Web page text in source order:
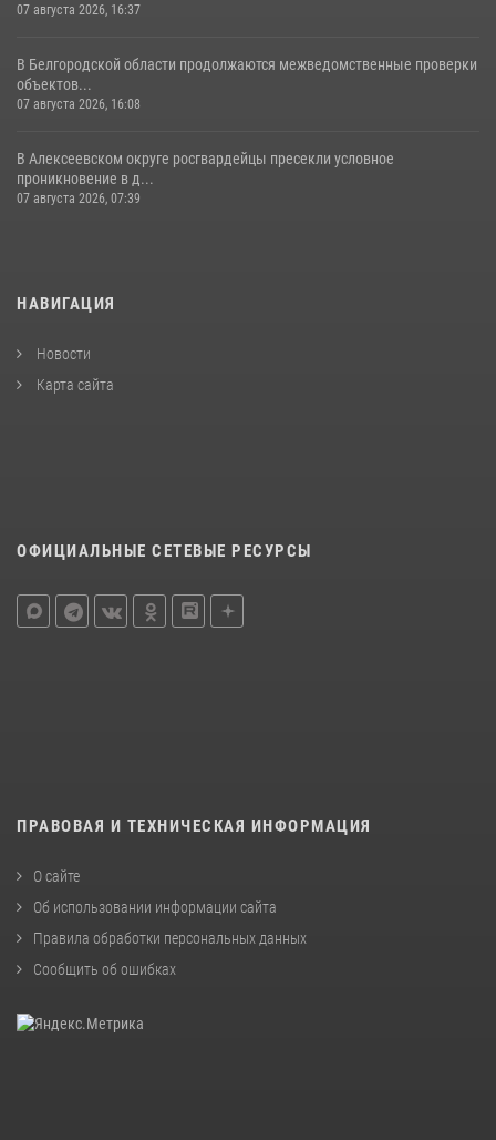
07 августа 2026, 16:37
В Белгородской области продолжаются межведомственные проверки
объектов...
07 августа 2026, 16:08
В Алексеевском округе росгвардейцы пресекли условное
проникновение в д...
07 августа 2026, 07:39
НАВИГАЦИЯ
Новости
Карта сайта
ОФИЦИАЛЬНЫЕ СЕТЕВЫЕ РЕСУРСЫ
ПРАВОВАЯ И ТЕХНИЧЕСКАЯ ИНФОРМАЦИЯ
О сайте
Об использовании информации сайта
Правила обработки персональных данных
Сообщить об ошибках